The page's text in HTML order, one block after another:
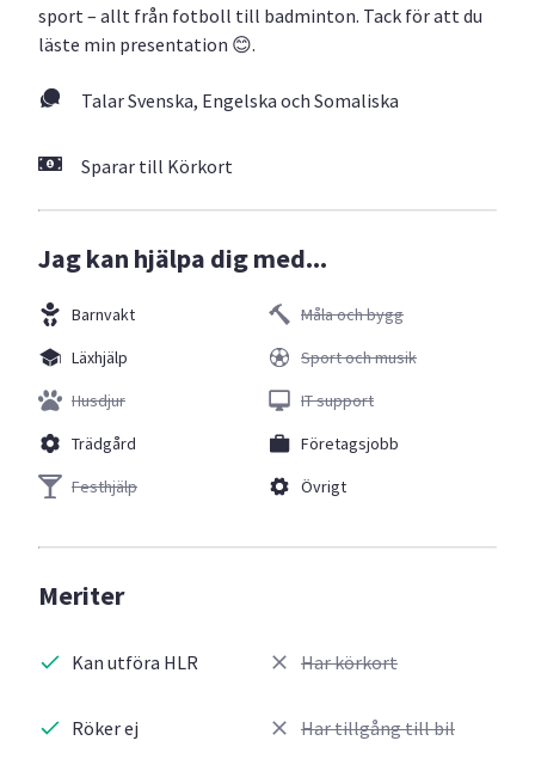
sport – allt från fotboll till badminton. Tack för att du
läste min presentation 😊.
Talar Svenska, Engelska och Somaliska
Sparar till Körkort
Jag kan hjälpa dig med...
Barnvakt
Läxhjälp
Husdjur
Trädgård
Festhjälp
Måla och bygg
Sport och musik
IT support
Företagsjobb
Övrigt
Meriter
Kan utföra HLR
Röker ej
Har körkort
Har tillgång till bil